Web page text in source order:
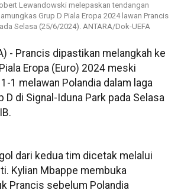
Lewandowski melepaskan tendangan
Grup D Piala Eropa 2024 lawan Prancis
Selasa (25/6/2024). ANTARA/Dok-UEFA
- Prancis dipastikan melangkah ke
Eropa (Euro) 2024 meski
1 melawan Polandia dalam laga
D di Signal-Iduna Park pada Selasa
dari kedua tim dicetak melalui
Kylian Mbappe membuka
Prancis sebelum Polandia